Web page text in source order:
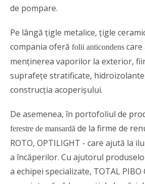
de pompare.
Pe lângă țigle metalice, țigle
compania oferă folii anticondens care
menținerea vaporilor la exterior,
suprafeţe stratificate,
construcţia acoperişului.
De asemenea, în portofoliul de
ferestre de mansardă de la firme de
ROTO, OPTILIGHT - care ajută la
a încăperilor. Cu ajutorul
a echipei specializate, TOTAL PIBO